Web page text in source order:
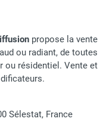
bâtiment
rayonnant
propose la
ou radiant, de
ou résidentiel. Vente
Sélestat, France